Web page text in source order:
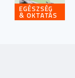
EGÉSZSÉG
& OKTATÁS